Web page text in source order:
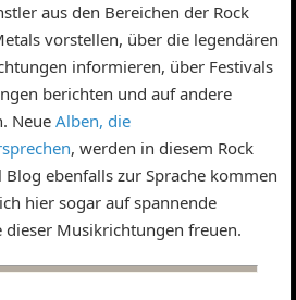
aus den Bereichen der Rock
vorstellen, über die legendären
informieren, über Festivals
berichten und auf andere
Neue Alben, die
, werden in diesem Rock
ebenfalls zur Sprache kommen
hier sogar auf spannende
dieser Musikrichtungen freuen.